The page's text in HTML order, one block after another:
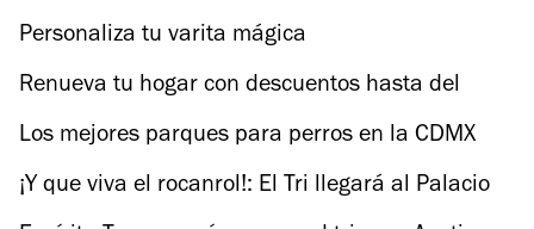
Personaliza tu varita mágica
Renueva tu hogar con descuentos hasta del
70%: te decimos el lugar
Los mejores parques para perros en la CDMX
¡Y que viva el rocanrol!: El Tri llegará al Palacio